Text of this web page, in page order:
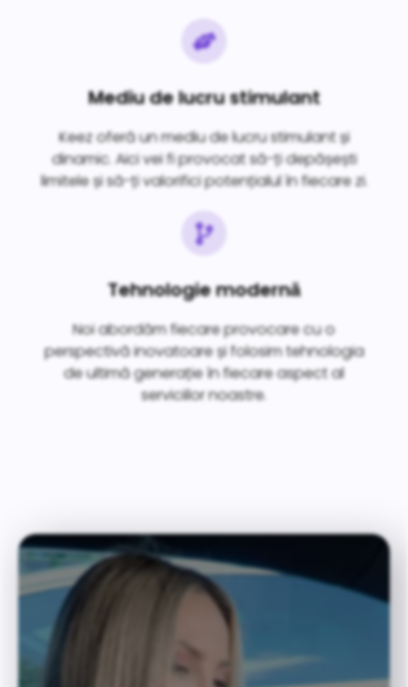
Mediu de lucru stimulant
Keez oferă un mediu de lucru stimulant și
dinamic. Aici vei fi provocat să-ți depășești
limitele și să-ți valorifici potențialul în fiecare zi.
Tehnologie modernǎ
Noi abordăm fiecare provocare cu o
perspectivă inovatoare și folosim tehnologia
de ultimă generație în fiecare aspect al
serviciilor noastre.